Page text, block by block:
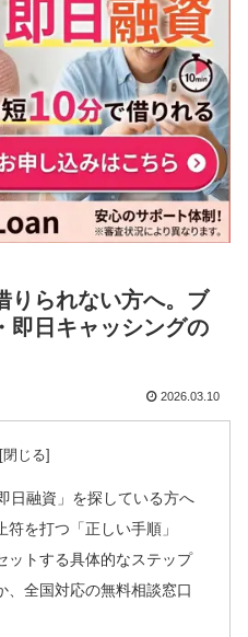
りられない方へ。ブ
即日キャッシングの
2026.03.10
日融資」を探している方へ
を打つ「正しい手順」
ットする具体的なステップ
、全国対応の無料相談窓口